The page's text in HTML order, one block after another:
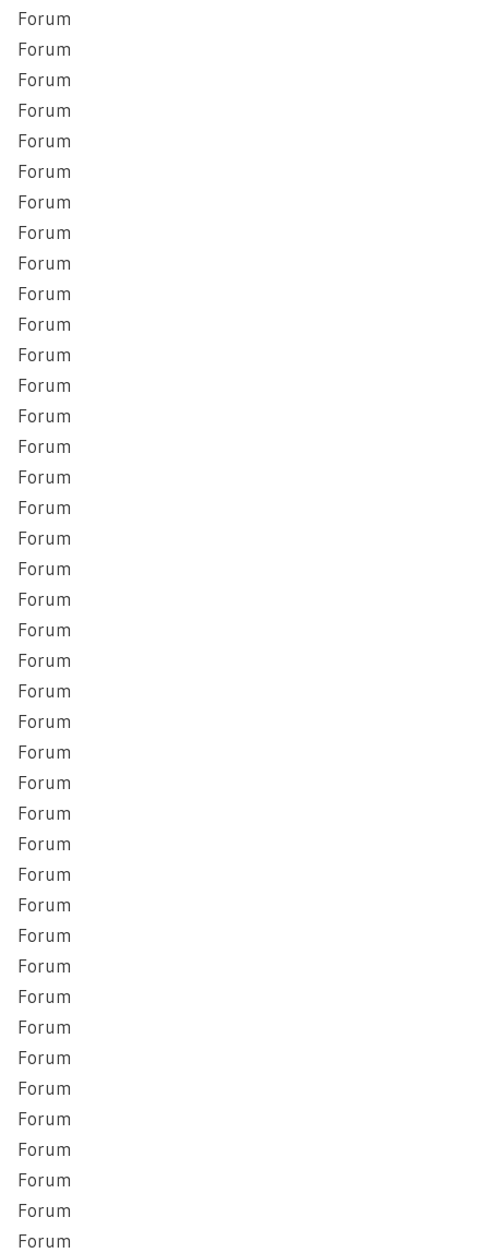
Forum
Forum
Forum
Forum
Forum
Forum
Forum
Forum
Forum
Forum
Forum
Forum
Forum
Forum
Forum
Forum
Forum
Forum
Forum
Forum
Forum
Forum
Forum
Forum
Forum
Forum
Forum
Forum
Forum
Forum
Forum
Forum
Forum
Forum
Forum
Forum
Forum
Forum
Forum
Forum
Forum